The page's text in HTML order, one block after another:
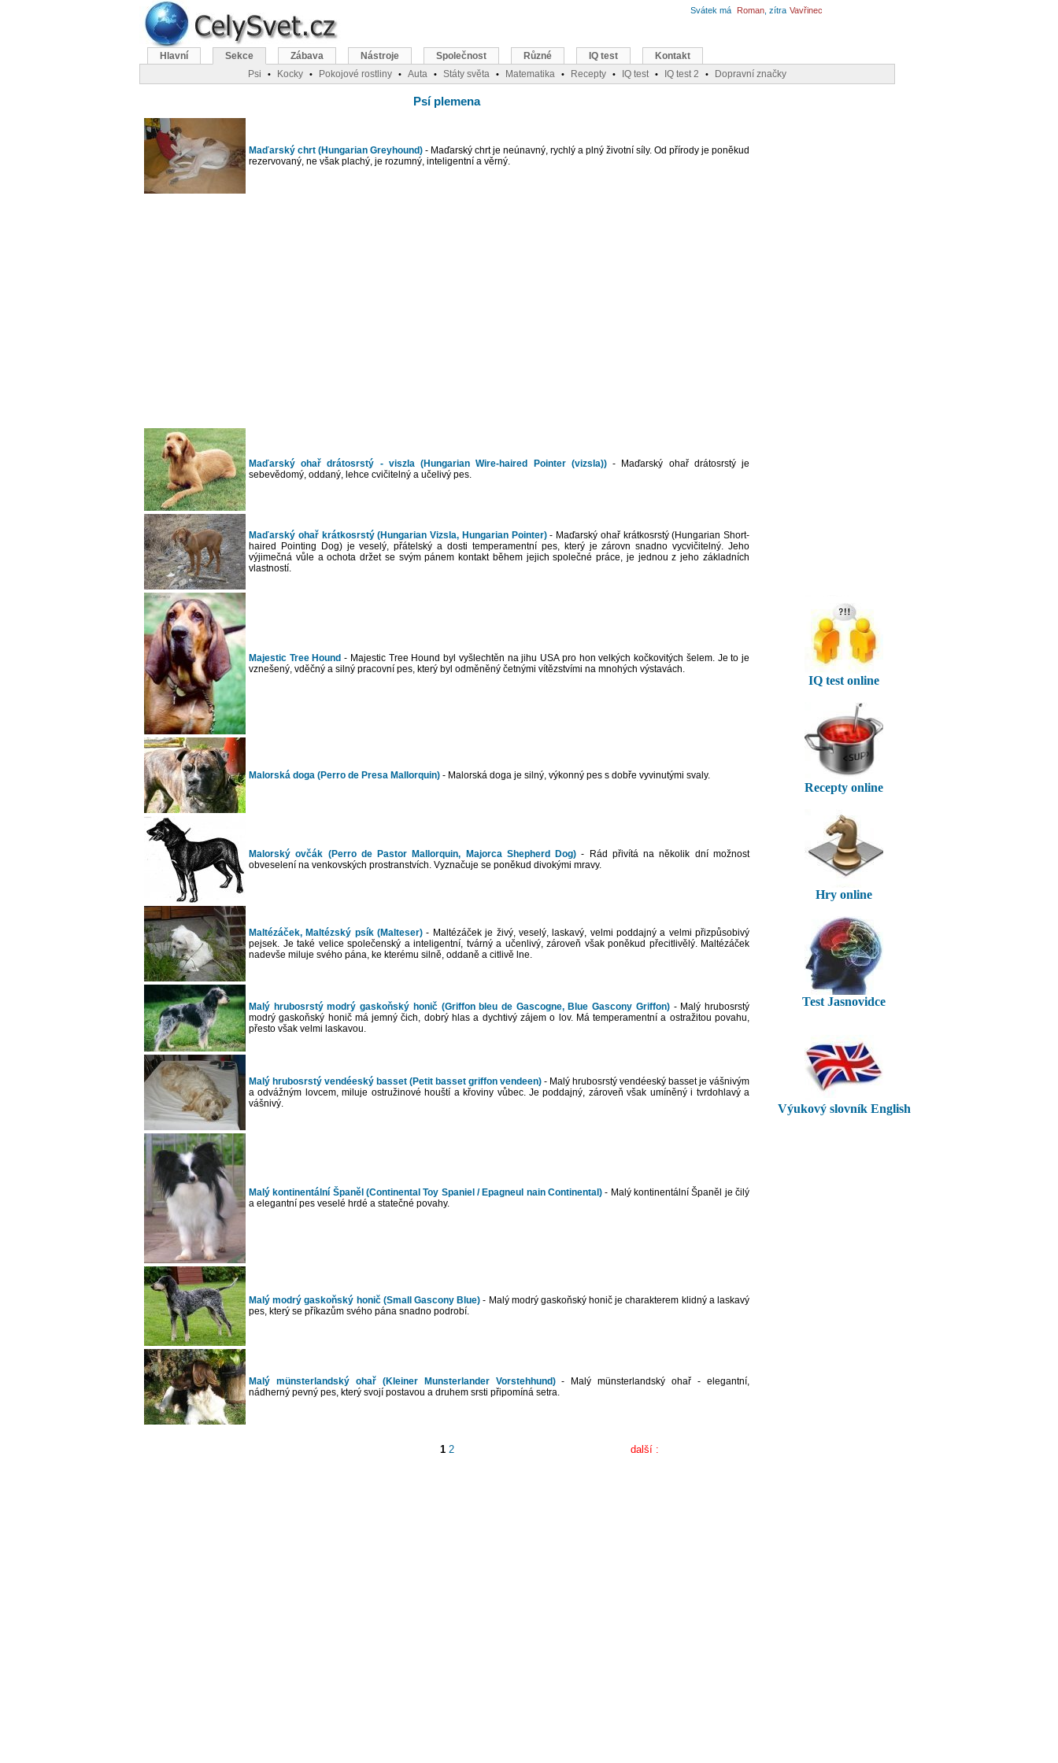
Psí plemena
Maďarský chrt (Hungarian Greyhound) - Maďarský chrt je neúnavný, rychlý a plný životní síly. Od přírody je poněkud
rezervovaný, ne však plachý, je rozumný, inteligentní a věrný.
Maďarský ohař drátosrstý - viszla (Hungarian Wire-haired Pointer (vizsla))- Maďarský ohař drátosrstý je
sebevědomý, oddaný, lehce cvičitelný a učelivý pes.
Maďarský ohař krátkosrstý (Hungarian Vizsla, Hungarian Pointer)- Maďarský ohař krátkosrstý (Hungarian Short-
haired Pointing Dog) je veselý, přátelský a dosti temperamentní pes, který je zárovn snadno vycvičitelný. Jeho
výjimečná vůle a ochota držet se svým pánem kontakt během jejich společné práce, je jednou z jeho základních
vlastností.
Majestic Tree Hound - Majestic Tree Hound byl vyšlechtěn na jihu USA pro hon velkých kočkovitých šelem. Je to je
vznešený, vděčný a silný pracovní pes, který byl odměněný četnými vítězstvími na mnohých výstavách.
Malorská doga (Perro de Presa Mallorquin) - Malorská doga je silný, výkonný pes s dobře vyvinutými svaly.
Malorský ovčák (Perro de Pastor Mallorquin, Majorca Shepherd Dog) - Rád přivítá na několik dní možnost
obveselení na venkovských prostranstvích. Vyznačuje se poněkud divokými mravy.
Maltézáček, Maltézský psík (Malteser) - Maltézáček je živý, veselý, laskavý, velmi poddajný a velmi přizpůsobivý
pejsek. Je také velice společenský a inteligentní, tvárný a učenlivý, zároveň však poněkud přecitlivělý. Maltézáček
nadevše miluje svého pána, ke kterému silně, oddaně a citlivě lne.
Malý hrubosrstý modrý gaskoňský honič (Griffon bleu de Gascogne, Blue Gascony Griffon)- Malý hrubosrstý
modrý gaskoňský honič má jemný čich, dobrý hlas a dychtivý zájem o lov. Má temperamentní a ostražitou povahu,
přesto však velmi laskavou.
Malý hrubosrstý vendéeský basset (Petit basset griffon vendeen) - Malý hrubosrstý vendéeský basset je vášnivým
a odvážným lovcem, miluje ostružinové houští a křoviny vůbec. Je poddajný, zároveň však umíněný i tvrdohlavý a
vášnivý.
Malý kontinentální Španěl (Continental Toy Spaniel / Epagneul nain Continental) - Malý kontinentální Španěl je čilý
a elegantní pes veselé hrdé a statečné povahy.
Malý modrý gaskoňský honič (Small Gascony Blue) - Malý modrý gaskoňský honič je charakterem klidný a laskavý
pes, který se příkazům svého pána snadno podrobí.
Malý münsterlandský ohař (Kleiner Munsterlander Vorstehhund)- Malý münsterlandský ohař - elegantní,
nádherný pevný pes, který svojí postavou a druhem srsti připomíná setra.
1 2 další :
IQ test online
Recepty online
Hry online
Test Jasnovidce
Výukový slovník English
Svátek má Roman , zítra Vavřinec
Hlavní Sekce Zábava Nástroje Společnost Různé IQ test
Kontakt
Psi
• Kocky • Pokojové rostliny • Auta • Státy světa • Matematika • Recepty • IQ test • IQ test 2 • Dopravní značky